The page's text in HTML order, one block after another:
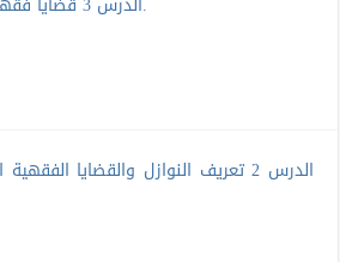
الدرس 2 تعريف النوازل والقضايا